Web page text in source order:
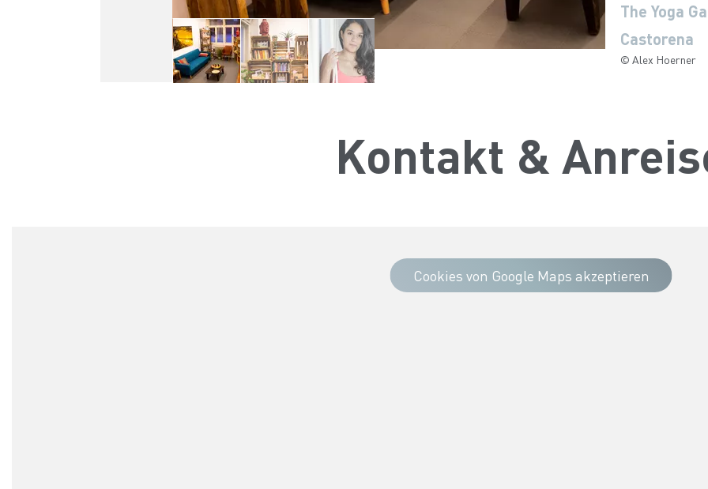
The Yoga
Castorena
© Alex Hoerner
The Yoga
Castorena
© Alex Hoerner
The Yoga
Castorena
© Barbara Juhasz
Kontakt &
Cookies von Google Maps akzeptieren